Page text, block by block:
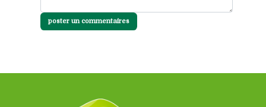
poster un commentaires